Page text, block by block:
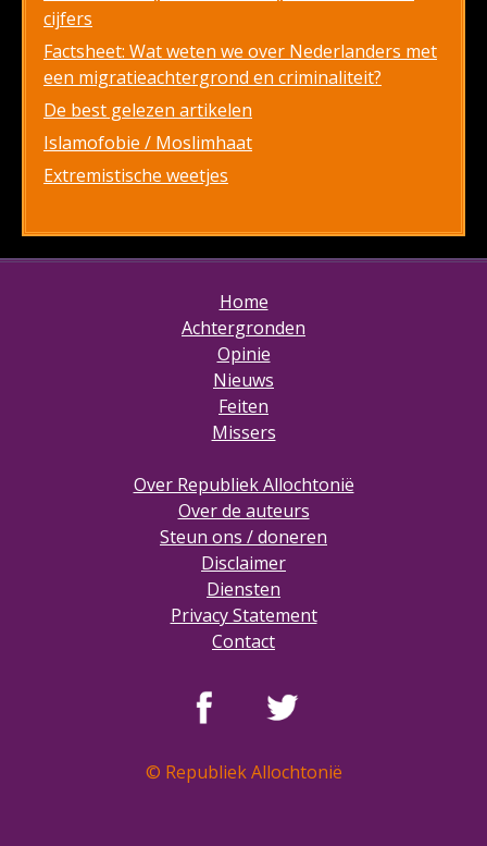
cijfers
Factsheet: Wat weten we over Nederlanders met
een migratieachtergrond en criminaliteit?
De best gelezen artikelen
Islamofobie / Moslimhaat
Extremistische weetjes
Home
Achtergronden
Opinie
Nieuws
Feiten
Missers
Over Republiek Allochtonië
Over de auteurs
Steun ons / doneren
Disclaimer
Diensten
Privacy Statement
Contact
© Republiek Allochtonië